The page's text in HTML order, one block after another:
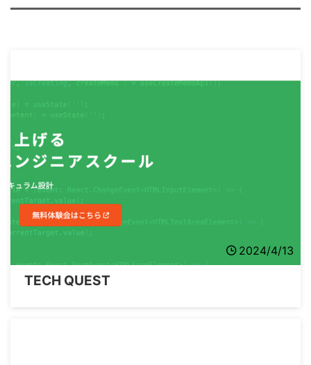
2024/4/13
TECH QUEST